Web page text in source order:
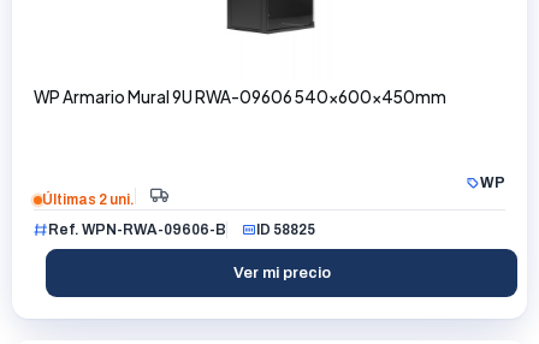
WP Armario Mural 9U RWA-09606 540x600x450mm
WP
Últimas 2 uni.
Ref. WPN-RWA-09606-B
ID 58825
Ver mi precio